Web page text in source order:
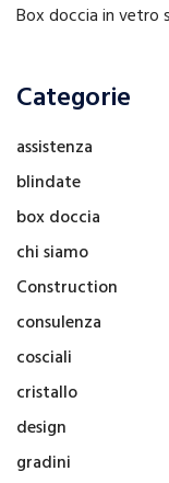
Box doccia in vetro
Categorie
assistenza
blindate
box doccia
chi siamo
Construction
consulenza
cosciali
cristallo
design
gradini